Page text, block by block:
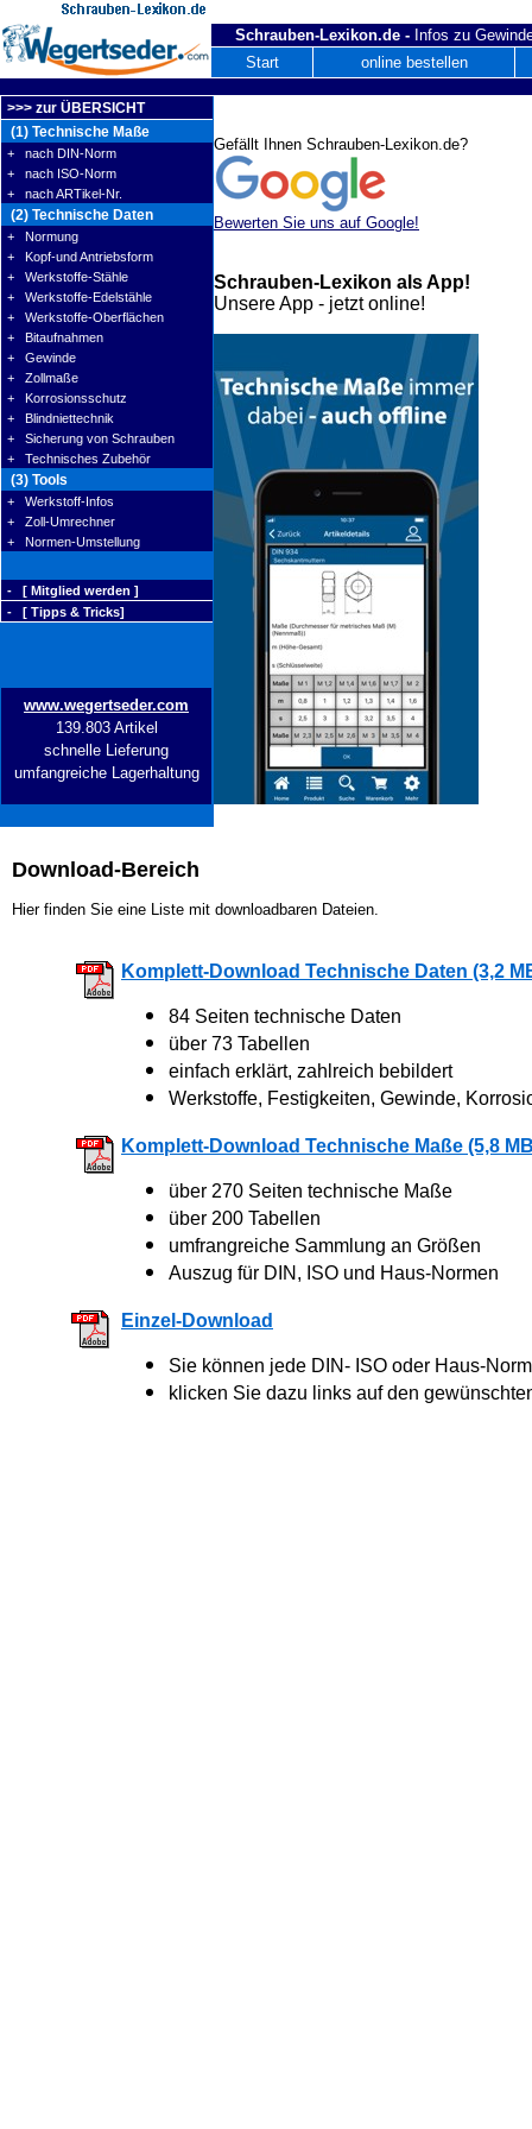
Schrauben-Lexikon.de - Infos zu
Start
online bestellen
>>> zur ÜBERSICHT
(1) Technische Maße
+ nach DIN-Norm
+ nach ISO-Norm
+ nach ARTikel-Nr.
(2) Technische Daten
+ Normung
+ Kopf-und Antriebsform
+ Werkstoffe-Stähle
+ Werkstoffe-Edelstähle
+ Werkstoffe-Oberflächen
+ Bitaufnahmen
+ Gewinde
+ Zollmaße
+ Korrosionsschutz
+ Blindniettechnik
+ Sicherung von Schrauben
+ Technisches Zubehör
(3) Tools
+ Werkstoff-Infos
+ Zoll-Umrechner
+ Normen-Umstellung
- [ Mitglied werden ]
- [ Tipps & Tricks]
www.wegertseder.com
139.803 Artikel
schnelle Lieferung
umfangreiche Lagerhaltung
Download-Bereich
Hier finden Sie eine Liste mit downloadbaren Dateien.
Komplett-Download Technische Daten (3,2
84 Seiten technische Daten
über 73 Tabellen
einfach erklärt, zahlreich bebildert
Werkstoffe, Festigkeiten, Gewinde,
Komplett-Download Technische Maße (5,8
über 270 Seiten technische Maße
über 200 Tabellen
umfrangreiche Sammlung an Größen
Auszug für DIN, ISO und Haus-Normen
Einzel-Download
Sie können jede DIN- ISO oder Haus-
klicken Sie dazu links auf den
Gefällt Ihnen Schrauben-Lexikon.de?
Bewerten Sie uns auf Google!
Schrauben-Lexikon als App!
Unsere App - jetzt online!